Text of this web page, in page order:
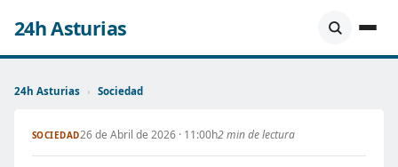
24h Asturias
24h Asturias › Sociedad
SOCIEDAD26 de Abril de 2026 · 11:00h2 min de lectura